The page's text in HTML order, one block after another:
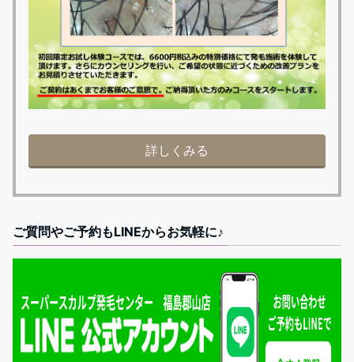
詳しくみる
ご質問やご予約もLINEからお気軽に♪